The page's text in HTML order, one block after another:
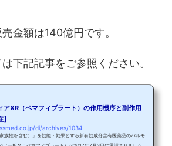
金額は140億円です。
下記記事をご参照ください。
アXR（ペマフィブラート）の作用機序と副作用
di/archives/1034
家族性を含む）」を効能・効果とする新有効成分含有医薬品のパルモ